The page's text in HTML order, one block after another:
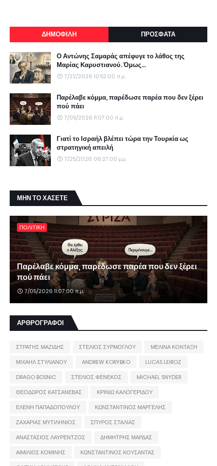
ΔΗΜΟΦΙΛΗ ΠΡΟΣΦΑΤΑ
Ο Αντώνης Σαμαράς απέφυγε το λάθος της
Μαρίας Καρυστιανού. Όμως...
7/22/2026 10:52:00 π.μ.
Παρέλαβε κόμμα, παρέδωσε παρέα που δεν ξέρει
πού πάει
7/05/2026 11:07:00 π.μ.
Γιατί το Ισραήλ βλέπει τώρα την Τουρκία ως
στρατηγική απειλή
7/25/2026 06:27:00 μ.μ.
ΜΗΝ ΤΟ ΧΑΣΕΤΕ
ΠΟΛΙΤΙΚΗ
Παρέλαβε κόμμα, παρέδωσε παρέα που δεν ξέρει
πού πάει
7/05/2026 11:07:00 π.μ.
ΑΡΘΡΟΓΡΑΦΟΙ
ΣΤΡΑΤΗΣ ΜΑΖΙΔΗΣ ΣΤΕΛΙΟΣ ΣΥΡΜΟΓΛΟΥ
ΜΕΛΙΝΑ ΚΟΝΤΑΞΗ
ΜΙΧΑΗΛ ΣΤΥΛΙΑΝΟΥ
ANDREW KORYBKO
LUCAS LEIROZ
DRAGO BOSNIC
ΣΤΕΛΙΟΣ ΦΕΝΕΚΟΣ
MICHAEL SNYDER
ΘΕΟΔΩΡΟΣ ΚΑΤΣΑΝΕΒΑΣ
ΚΡΙΝΙΩ ΚΑΛΟΓΕΡΙΔΟΥ
ΕΛΕΝΗ ΠΑΠΑΔΟΠΟΥΛΟΥ
ΚΩΝΣΤΑΝΤΙΝΟΣ ΜΑΡΓΕΛΗΣ
ΖΑΧΑΡΙΑΣ ΜΥΤΙΛΗΝΙΟΣ
ΣΠΥΡΟΣ ΣΤΑΛΙΑΣ
ΑΝΑΣΤΑΣΙΟΣ ΛΑΥΡΕΝΤΖΟΣ
ΔΗΜΗΤΡΗΣ ΜΑΡΔΑΣ
ΑΙΜΙΛΙΟΣ ΚΟΜΙΝΗΣ
ΚΩΝΣΤΑΝΤΙΝΟΣ ΚΟΥΣΑΝΤΑΣ